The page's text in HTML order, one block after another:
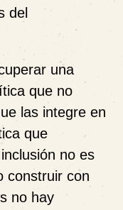
del
una
que no
las integre en
que
no es
construir con
no hay